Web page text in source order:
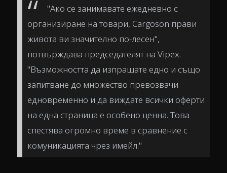
"Ако се занимавате ежедневно с
организиране на товари, Cargoson прави
живота ви значително по-лесен",
потвърждава председателят на Vipex.
"Възможността да изпращате едно и също
запитване до множество превозвачи
едновременно и да виждате всички оферти
на една страница е особено ценна. Това
спестява огромно време в сравнение с
комуникацията чрез имейл."